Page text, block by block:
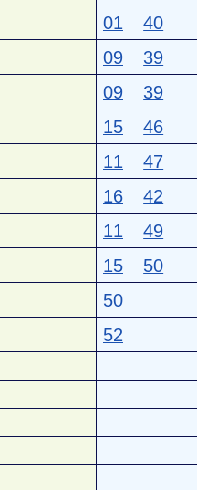
01 40
09 39
09 39
15 46
11 47
16 42
11 49
15 50
50
52